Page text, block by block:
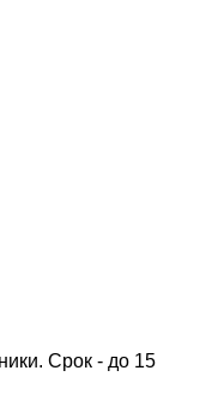
Срок - до 15